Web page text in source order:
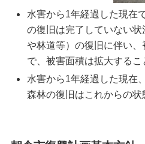
水害から1年経過した現在
の復旧は完了していない
や林道等）の復旧に伴い
で、被害面積は拡大するこ
水害から1年経過した現在
森林の復旧はこれからの状